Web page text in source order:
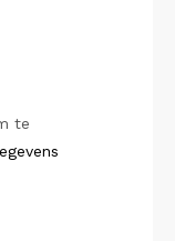
te